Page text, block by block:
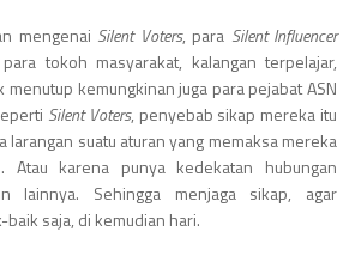
mengenai Silent Voters, para Silent Influencer
tokoh masyarakat, kalangan terpelajar,
menutup kemungkinan juga para pejabat ASN
Silent Voters, penyebab sikap mereka itu
larangan suatu aturan yang memaksa mereka
Atau karena punya kedekatan hubungan
lainnya. Sehingga menjaga sikap, agar
saja, di kemudian hari.